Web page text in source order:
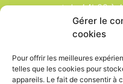
Gérer le
cookies
Pour offrir les meilleures
telles que les cookies pour
appareils. Le fait de consentir à
et de 14h00 à